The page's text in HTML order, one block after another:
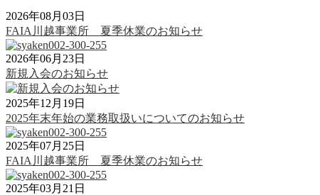
2026年08月03日
FAIA川越事業所 夏季休業のお知らせ
2026年06月23日
新規入会のお知らせ
2025年12月19日
2025年末年始の業務取扱いについてのお知らせ
2025年07月25日
FAIA川越事業所 夏季休業のお知らせ
2025年03月21日